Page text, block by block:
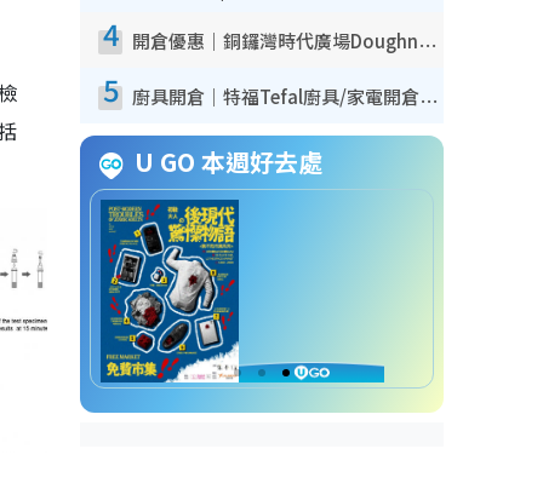
4 開倉優惠｜銅鑼灣時代廣場Doughnut/Campo Marzio開倉低至1折！背囊、書包、手袋劈價$200起
5 廚具開倉｜特福Tefal廚具/家電開倉低至3折！$220起買平底鍋/炒鑊/湯煲！電飯煲/吸塵機/燙斗$418起
U GO 本週好去處